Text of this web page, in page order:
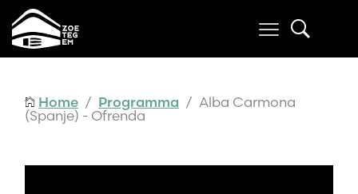
Home / Programma / Alba Carmona
(Spanje) - Ofrenda